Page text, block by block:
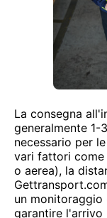
La consegna
generalmente
necessario per
vari fattori
o aerea), la
un
garantire l'arrivo